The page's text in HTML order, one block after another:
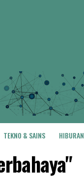
TEKNO & SAINS HIBURAN